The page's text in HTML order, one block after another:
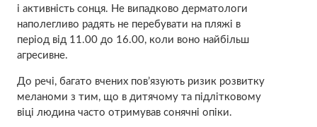
і активність сонця. Не випадково дерматологи
наполегливо радять не перебувати на пляжі в
період від 11.00 до 16.00, коли воно найбільш
агресивне.
До речі, багато вчених пов’язують ризик розвитку
меланоми з тим, що в дитячому та підлітковому
віці людина часто отримував сонячні опіки.